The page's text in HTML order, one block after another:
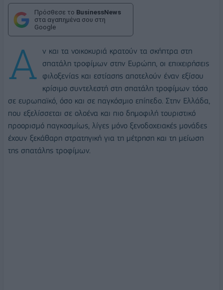
Πρόσθεσε το BusinessNews
στα αγαπημένα σου στη
Google
Α ν και τα νοικοκυριά κρατούν τα σκήπτρα στη
σπατάλη τροφίμων στην Ευρώπη, οι επιχειρήσεις
φιλοξενίας και εστίασης αποτελούν έναν εξίσου
κρίσιμο συντελεστή στη σπατάλη τροφίμων τόσο
σε ευρωπαϊκό, όσο και σε παγκόσμιο επίπεδο. Στην Ελλάδα,
που εξελίσσεται σε ολοένα και πιο δημοφιλή τουριστικό
προορισμό παγκοσμίως, λίγες μόνο ξενοδοχειακές μονάδες
έχουν ξεκάθαρη στρατηγική για τη μέτρηση και τη μείωση
της σπατάλης τροφίμων.